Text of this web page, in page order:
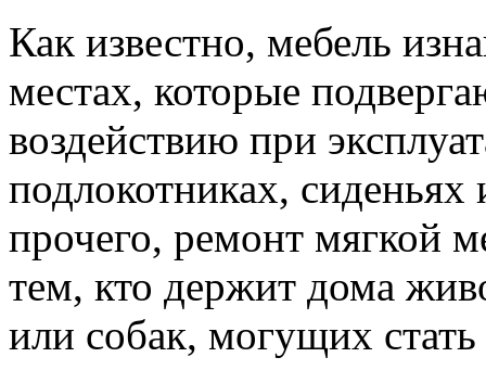
Как известно, мебель
местах, которые
воздействию при
подлокотниках,
прочего, ремонт мягкой
тем, кто держит дома
или собак, могущих